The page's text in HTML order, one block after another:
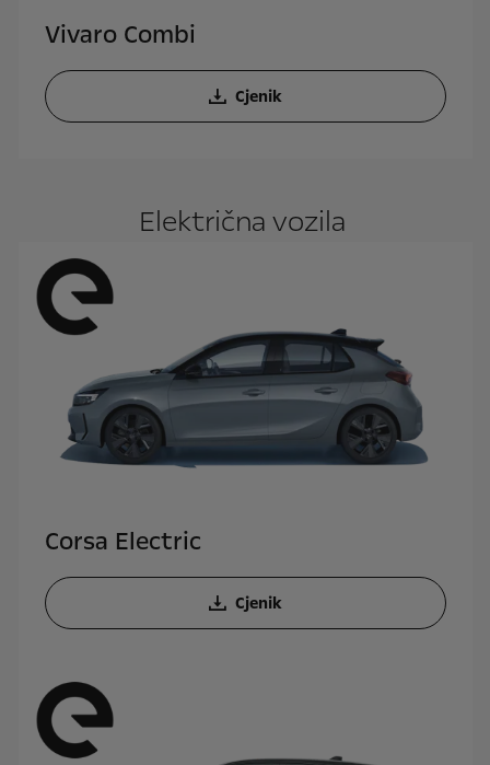
Vivaro Combi
Cjenik
Električna vozila
Corsa Electric
Cjenik